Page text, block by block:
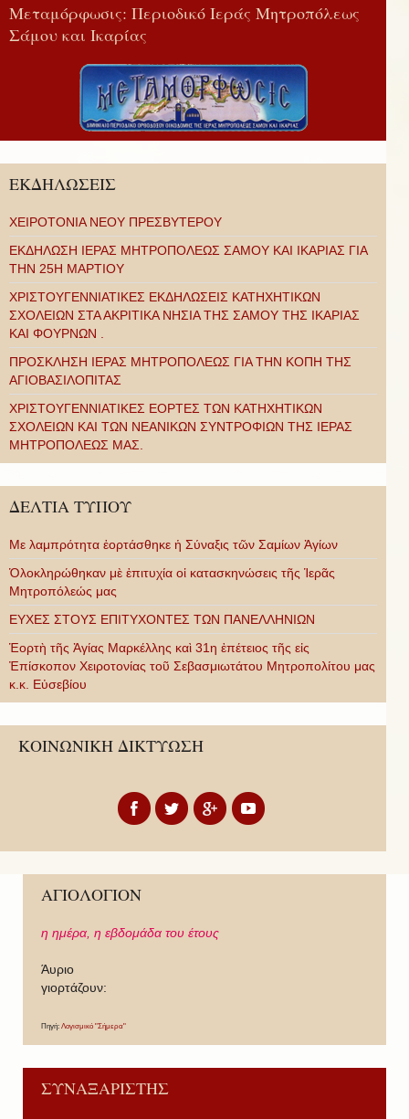
Μεταμόρφωσις: Περιοδικό Ιεράς Μητροπόλεως
Σάμου και Ικαρίας
ΕΚΔΗΛΩΣΕΙΣ
ΧΕΙΡΟΤΟΝΙΑ ΝΕΟΥ ΠΡΕΣΒΥΤΕΡΟΥ
ΕΚΔΗΛΩΣΗ ΙΕΡΑΣ ΜΗΤΡΟΠΟΛΕΩΣ ΣΑΜΟΥ ΚΑΙ ΙΚΑΡΙΑΣ ΓΙΑ
ΤΗΝ 25Η ΜΑΡΤΙΟΥ
ΧΡΙΣΤΟΥΓΕΝΝΙΑΤΙΚΕΣ ΕΚΔΗΛΩΣΕΙΣ ΚΑΤΗΧΗΤΙΚΩΝ
ΣΧΟΛΕΙΩΝ ΣΤΑ ΑΚΡΙΤΙΚΑ ΝΗΣΙΑ ΤΗΣ ΣΑΜΟΥ ΤΗΣ ΙΚΑΡΙΑΣ
ΚΑΙ ΦΟΥΡΝΩΝ .
ΠΡΟΣΚΛΗΣΗ ΙΕΡΑΣ ΜΗΤΡΟΠΟΛΕΩΣ ΓΙΑ ΤΗΝ ΚΟΠΗ ΤΗΣ
ΑΓΙΟΒΑΣΙΛΟΠΙΤΑΣ
ΧΡΙΣΤΟΥΓΕΝΝΙΑΤΙΚΕΣ ΕΟΡΤΕΣ ΤΩΝ ΚΑΤΗΧΗΤΙΚΩΝ
ΣΧΟΛΕΙΩΝ ΚΑΙ ΤΩΝ ΝΕΑΝΙΚΩΝ ΣΥΝΤΡΟΦΙΩΝ ΤΗΣ ΙΕΡΑΣ
ΜΗΤΡΟΠΟΛΕΩΣ ΜΑΣ.
ΔΕΛΤΙΑ ΤΥΠΟΥ
Με λαμπρότητα ἑορτάσθηκε ἡ Σύναξις τῶν Σαμίων Ἁγίων
Ὁλοκληρώθηκαν μὲ ἐπιτυχία οἱ κατασκηνώσεις τῆς Ἱερᾶς
Μητροπόλεώς μας
ΕΥΧΕΣ ΣΤΟΥΣ ΕΠΙΤΥΧΟΝΤΕΣ ΤΩΝ ΠΑΝΕΛΛΗΝΙΩΝ
Ἑορτὴ τῆς Ἁγίας Μαρκέλλης καὶ 31η ἐπέτειος τῆς εἰς
Ἐπίσκοπον Χειροτονίας τοῦ Σεβασμιωτάτου Μητροπολίτου μας
κ.κ. Εὐσεβίου
ΚΟΙΝΩΝΙΚΗ ΔΙΚΤΥΩΣΗ
ΑΓΙΟΛΟΓΙΟΝ
η ημέρα, η εβδομάδα του έτους
Άυριο
γιορτάζουν:
Πηγή: Λογισμικό "Σήμερα"
ΣΥΝΑΞΑΡΙΣΤΗΣ